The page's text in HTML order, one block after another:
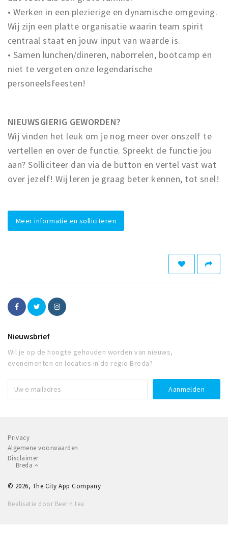
• Werken in een plezierige en dynamische omgeving.
Wij zijn een platte organisatie waarin team spirit
centraal staat en jouw input van waarde is.
• Samen lunchen/dineren, naborrelen, bootcamp en
niet te vergeten onze legendarische
personeelsfeesten!
NIEUWSGIERIG GEWORDEN?
Wij vinden het leuk om je nog meer over onszelf te
vertellen en over de functie. Spreekt de functie jou
aan? Solliciteer dan via de button en vertel vast wat
over jezelf! Wij leren je graag beter kennen, tot snel!
Meer informatie en solliciteren
Nieuwsbrief
Wil je op de hoogte gehouden worden van nieuws,
evenementen en locaties in de regio Breda?
Privacy
Algemene voorwaarden
Disclaimer
Breda
© 2026, The City App Company
Realisatie door Beer n tea